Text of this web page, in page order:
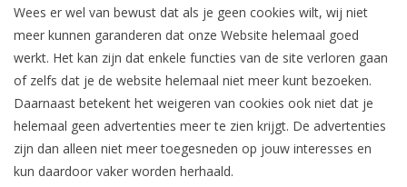
Wees er wel van bewust dat als je geen cookies wilt, wij niet
meer kunnen garanderen dat onze Website helemaal goed
werkt. Het kan zijn dat enkele functies van de site verloren gaan
of zelfs dat je de website helemaal niet meer kunt bezoeken.
Daarnaast betekent het weigeren van cookies ook niet dat je
helemaal geen advertenties meer te zien krijgt. De advertenties
zijn dan alleen niet meer toegesneden op jouw interesses en
kun daardoor vaker worden herhaald.